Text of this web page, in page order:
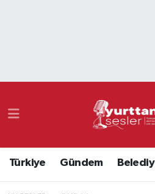
Türkiye Gündem
Namaz Vakitleri
Süper Lig Puan Durumu